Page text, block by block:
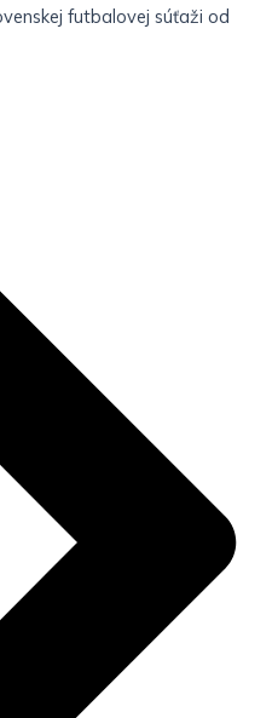
futbalovej súťaži od